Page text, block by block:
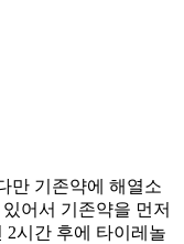
만 기존약에 해열소
어서 기존약을 먼저
2시간 후에 타이레놀